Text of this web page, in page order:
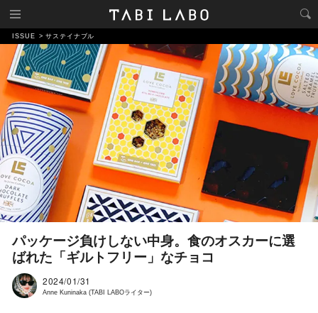
ISSUE サステイナブル
パッケージ負けしない中身。食のオスカーに選
ばれた「ギルトフリー」なチョコ
2024/01/31
Anne Kuninaka (TABI LABOライター)